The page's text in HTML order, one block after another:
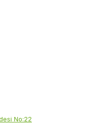
No:22